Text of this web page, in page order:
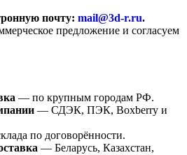
почту: mail@3d-r.ru.
предложение и согласуем
— по крупным городам РФ.
— СДЭК, ПЭК, Boxberry и
по договорённости.
— Беларусь, Казахстан,